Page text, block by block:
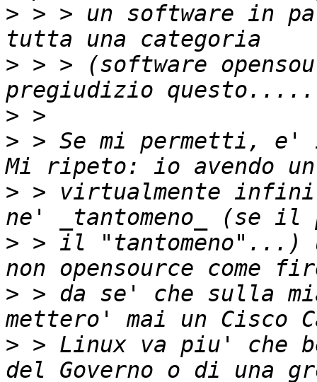
> > > un software in
> > > (software
>
> > Se mi permetti,
> > virtualmente
> > il "tantomeno"...)
> > da se' che sulla
> > Linux va piu' che